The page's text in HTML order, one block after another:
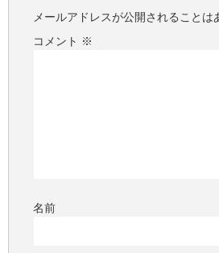
メールアドレスが公開されることは
コメント ※
名前